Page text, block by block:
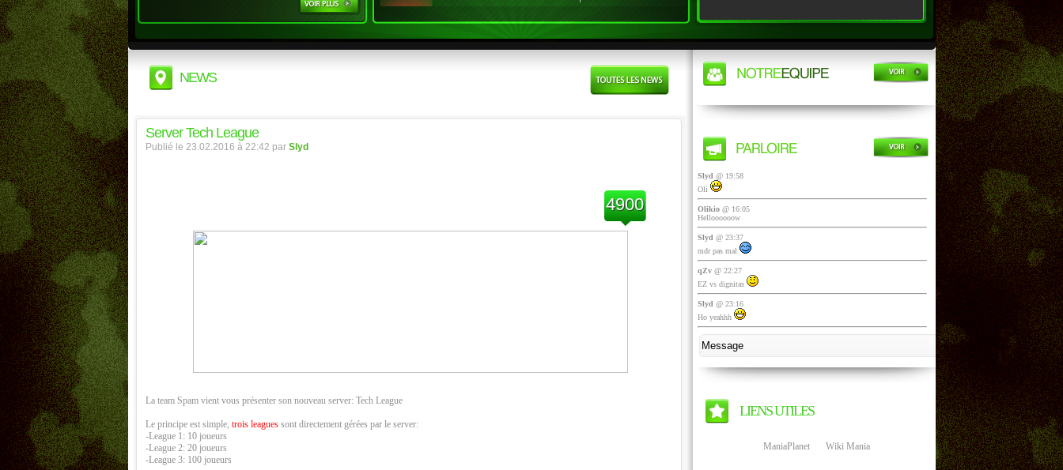
NEWS
Server Tech League
Publié le 23.02.2016 à 22:42 par Slyd
4900
La team Spam vient vous présenter son nouveau server: Tech League
Le principe est simple, trois leaguessont directement gérées par le server:
-League 1: 10 joueurs
-League 2: 20 joueurs
-League 3: 100 joueurs
Slyd @ 19:58
Oli
Olikio@ 16:05
Helloooooow
Slyd @ 23:37
mdr pas mal
qZv@ 22:27
EZ vs dignitas
Slyd @ 23:16
Ho yeahhh
LIENS UTILES
ManiaPlanet Wiki Mania